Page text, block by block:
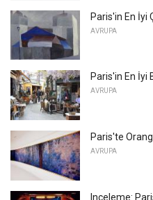
Paris'in En İyi
AVRUPA
Paris'in En İyi
AVRUPA
Paris'te
AVRUPA
Inceleme: